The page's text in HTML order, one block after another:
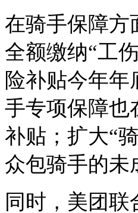
在骑手保障方
全额缴纳“工
险补贴今年
手专项保障也
补贴；扩大“
众包骑手的未
同时，美团